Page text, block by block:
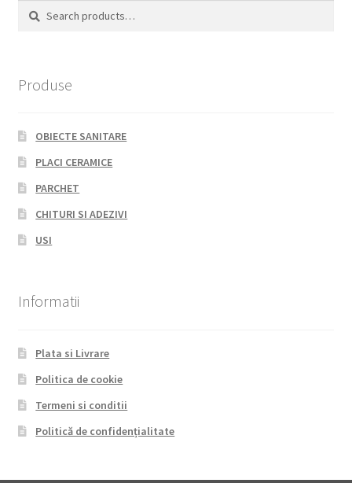
Search
Search
Produse
OBIECTE SANITARE
PLACI CERAMICE
PARCHET
CHITURI SI ADEZIVI
USI
Informatii
Plata si Livrare
Politica de cookie
Termeni si conditii
Politică de confidențialitate